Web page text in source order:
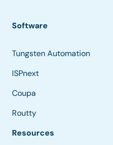
Software
Tungsten Automation
ISPnext
Coupa
Routty
Resources